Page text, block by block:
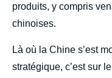
produits, y compris
chinoises.
Là où la Chine s’est
stratégique, c’est sur